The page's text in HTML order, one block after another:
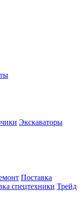
Экскаваторы
Поставка
спецтехники Трейд